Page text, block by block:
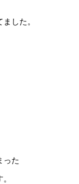
した。
った